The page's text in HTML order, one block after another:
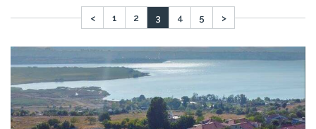
< 1 2 3 4 5 >